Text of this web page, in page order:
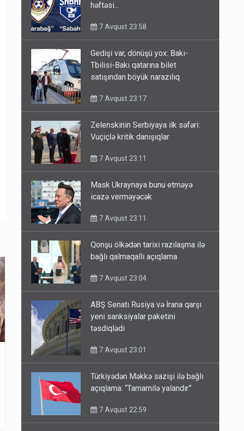
Məhərrəmovun oğludur - DOSYE
Media və Yayım Şurasına əlavə
hüquq və vəzifələr verilib
həftəsi...
7 Avqust 23:58
Gedişi var, dönüşü yox: Bakı-
Tbilisi-Bakı qatarına bilet
satışından böyük narazılıq
7 Avqust 23:17
Zelenskinin Serbiyaya ilk səfəri:
Vuçiçlə kritik danışıqlar
7 Avqust 23:11
Mask Ukraynaya bunu etməyə
icazə verməyəcək
7 Avqust 23:11
Qonşu ölkədən tarixi razılaşma ilə
bağlı qalmaqallı açıqlama
7 Avqust 23:04
ABŞ Senatı Rusiya və İrana qarşı
yeni sanksiyalar paketini
təsdiqlədi
7 Avqust 23:01
Türkiyədən Məkkə sazişi ilə bağlı
açıqlama: “Tamamilə yalandır”
7 Avqust 22:59